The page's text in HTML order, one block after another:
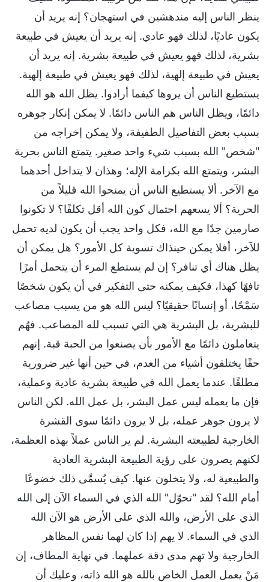
ينظر الناس إليه مندهشين في استهجان؟ إنه يريد أن
يكون عاديًا، لذلك فهو عادي. إنه يريد أن يعيش في طبيعة
بشرية، لذلك فهو يعيش في طبيعة بشرية. إنه يريد أن
يعيش في طبيعة إلهية، لذلك فهو يعيش في طبيعة إلهية.
يستطيع الناس أن يروها كيفما أرادوا. يظل الله هو الله
دائمًا، ويظل الناس هم الناس دائمًا. لا يمكن إنكار جوهره
بسبب بعض التفاصيل الطفيفة، ولا يمكن إخراجه من
"شخص" الله بسبب شيء واحد صغير. يتمتع الناس بحرية
البشر، ويتمتع الله بكرامة الإله؛ وهذان لا يتداخل أحدهما
مع الآخر. ألا يستطيع الناس أن يمنحوا الله قليلاً من
الحرية؟ ألا يسعهم احتمال كون الله أقل تكلفًا؟ لا تكونوا
صارمين جدًا مع الله، فكل واحد يجب أن يكون لديه تحمل
للآخر، أفلا يمكن حينذاك تسوية كل الأمور؟ هل يمكن أن
يظل هناك أي تنافر؟ إن لم يستطع المرء أن يتحمل أمرًا
تافهًا كهذا، فكيف يمكنه حتى التفكير في أن يكون شخصًا
سَمْحًا، أو إنسانًا حقيقيًا؟ ليس الله هو من يسبب مصاعب
للبشرية، بل البشرية هي التي تسبب لله المصاعب. فهُم
يتعاملون دائمًا مع الأمور بأن يصنعوا من الحبة قبة. إنهم
حقًا يختلقون أشياء من العدم، في حين أنها غير ضرورية
مطلقًا. عندما يعمل الله في طبيعة بشرية عادية وعملية،
فإن ما يعمله ليس عمل البشر، بل عمل الله. لكن الناس
لا يرون جوهر عمله، بل لا يرون دائمًا سوى القشرة
الخارجية لطبيعته البشرية. لم ير الناس عملاً بهذه العظمة،
لكنهم يصرون على رؤية الطبيعة البشرية العادية
والطبيعية له، ولا يتخلون عنها. كيف يُسمَّى ذلك خضوعًا
أمام الله؟ لقد "تحوّل" الله الذي في السماء الآن إلى الله
الذي على الأرض، والله الذي على الأرض هو الآن الله
الذي في السماء. لا يهم إذا كان لهما نفس المظاهر
الخارجية ولا تهم مدى دقة عملهما. في نهاية المطاف، إن
مَنْ يعمل العمل الخاص بالله هو الله ذاته، وعليك أن